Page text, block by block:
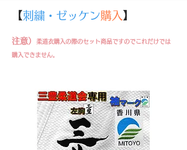
【刺繍・ゼッケン購入 】
注意） ​柔道衣購入の際のセット商品ですのでこれだけでは
購入できません。